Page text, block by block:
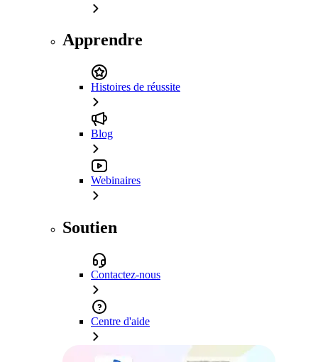
Apprendre
Histoires de réussite
Blog
Webinaires
Soutien
Contactez-nous
Centre d'aide